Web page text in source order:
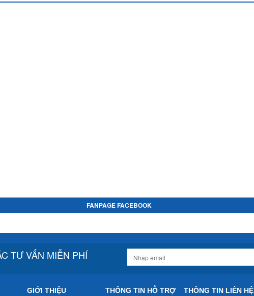
FANPAGE FACEBOOK
TƯ VẤN MIỄN PHÍ
GIỚI THIỆU THÔNG TIN HỖ TRỢ THÔNG TIN LIÊN HỆ